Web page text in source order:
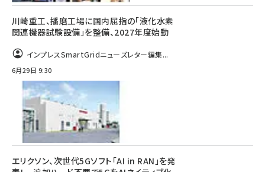
川崎重工、播磨工場に国内屈指の「液化水素
関連機器試験設備」を整備、2027年度始動
インプレスSmartGridニューズレター編集...
6月29日 9:30
エリクソン、次世代5Gソフト「AI in RAN」を発